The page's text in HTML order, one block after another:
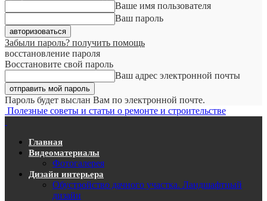
Ваше имя пользователя
Ваш пароль
Забыли пароль? получить помощь
восстановление пароля
Восстановите свой пароль
Ваш адрес электронной почты
Пароль будет выслан Вам по электронной почте.
Полезные советы и статьи о ремонте и строительстве
Главная
Видеоматериалы
Фотогалерея
Дизайн интерьера
Обустройство дачного участка. Ландшафтный
дизайн